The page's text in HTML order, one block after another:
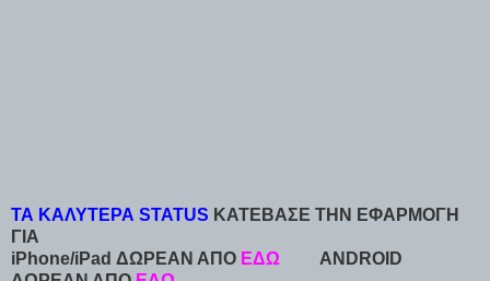
ΤΑ ΚΑΛΥΤΕΡΑ STATUS ΚΑΤΕΒΑΣΕ ΤΗΝ ΕΦΑΡΜΟΓΗ
ΓΙΑ
iPhone/iPad ΔΩΡΕΑΝ ΑΠΟ ΕΔΩ
ANDROID